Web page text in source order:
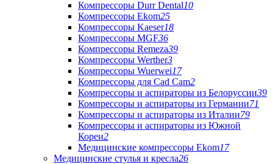
Компрессоры Durr Dental10
Компрессоры Ekom25
Компрессоры Kaeser18
Компрессоры MGF36
Компрессоры Remeza39
Компрессоры Werther3
Компрессоры Wuerwei17
Компрессоры для Cad Cam2
Компрессоры и аспираторы из Белоруссии39
Компрессоры и аспираторы из Германии71
Компрессоры и аспираторы из Италии79
Компрессоры и аспираторы из Южной
Кореи2
Медицинские компрессоры Ekom17
Медицинские стулья и кресла26